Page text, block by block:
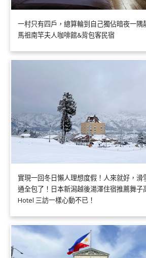
一村只有四戶，總算輪到自己獨佔暗夜一隅
馬祖南竿夫人咖啡館&背包客民宿
實現一回冬日懶人理想度假！人來就好，滑
通全包了！日本新潟越後湯澤住宿推薦舞
Hotel 三訪一樣心動不已！